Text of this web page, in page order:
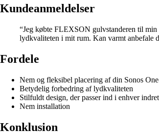
Kundeanmeldelser
“Jeg købte FLEXSON gulvstanderen til
lydkvaliteten i mit rum. Kan varmt anbefale
Fordele
Nem og fleksibel placering af din Sonos
Betydelig forbedring af lydkvaliteten
Stilfuldt design, der passer ind i enhver
Nem installation
Konklusion